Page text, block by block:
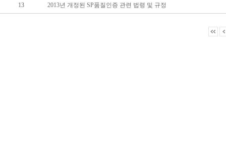
13 2013년 개정된 SP품질인증 관련 법령 및 규정